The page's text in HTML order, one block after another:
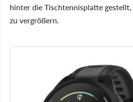
hinter die Tischtennisplatte
zu vergrößern.